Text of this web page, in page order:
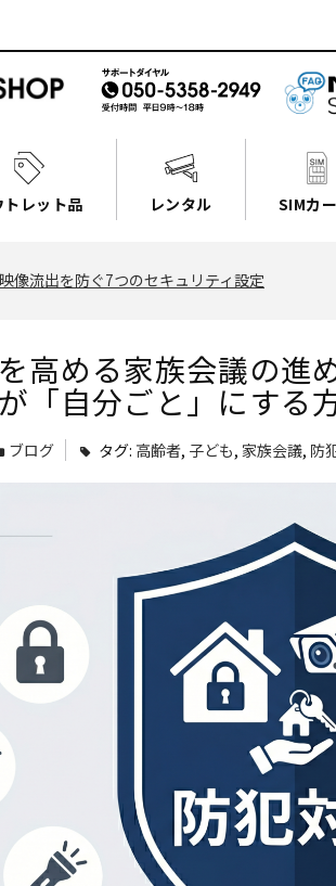
トレット品 レンタル SIMカ
流出を防ぐ7つのセキュリティ設定
高める家族会議の
「自分ごと」にする
ブログ タグ: 高齢者, 子ども, 家族会議, 防